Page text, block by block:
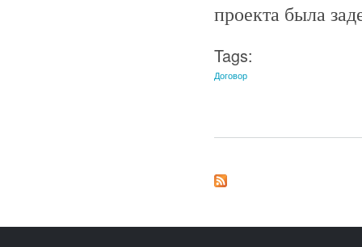
проекта была
Tags:
Договор